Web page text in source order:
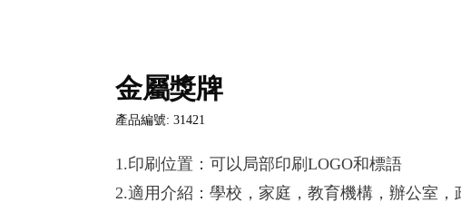
金屬獎牌
產品編號: 31421
1.印刷位置：可以局部印刷LOGO和標語
2.適用介紹：學校，家庭，教育機構，辦公室，